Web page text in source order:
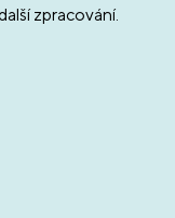
zpracování.